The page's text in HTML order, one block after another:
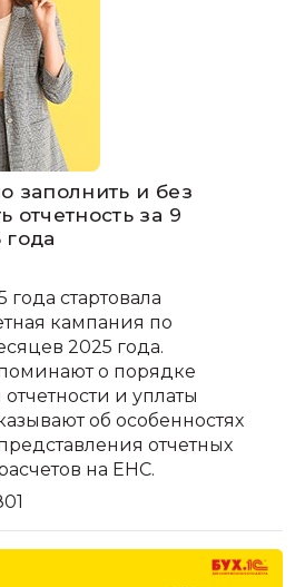
заполнить и без
отчетность за 9
года стартовала
кампания по
2025 года.
о порядке
и уплаты
об особенностях
отчетных
на ЕНС.